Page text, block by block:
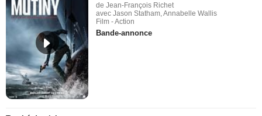
de Jean-François Richet
avec Jason Statham, Annabelle Wallis
Film - Action
Bande-annonce